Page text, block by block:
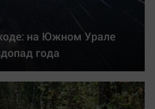
на Южном Урале
года